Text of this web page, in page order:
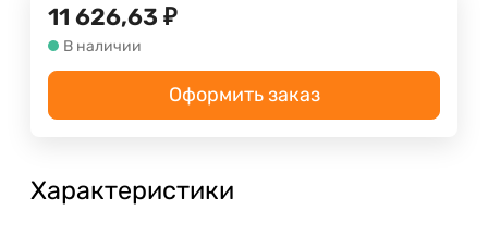
11 626,63 ₽
В наличии
Оформить заказ
Характеристики